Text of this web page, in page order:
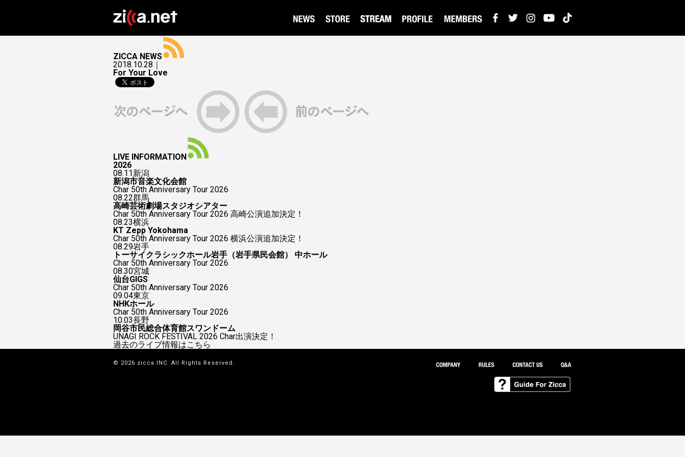
ZICCA NEWS
2018.10.28｜
For Your Love
LIVE INFORMATION
2026
08.11新潟
新潟市音楽文化会館
Char 50th Anniversary Tour 2026
08.22群馬
高崎芸術劇場スタジオシアター
Char 50th Anniversary Tour 2026 高崎公演追加決定！
08.23横浜
KT Zepp Yokohama
Char 50th Anniversary Tour 2026 横浜公演追加決定！
08.29岩手
トーサイクラシックホール岩手（岩手県民会館） 中ホール
Char 50th Anniversary Tour 2026
08.30宮城
仙台GIGS
Char 50th Anniversary Tour 2026
09.04東京
NHKホール
Char 50th Anniversary Tour 2026
10.03長野
岡谷市民総合体育館スワンドーム
UNAGI ROCK FESTIVAL 2026 Char出演決定！
過去のライブ情報はこちら
© 2026 zicca.INC. All Rights Reserved.